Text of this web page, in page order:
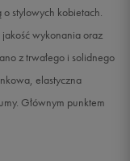
o dostępności
o stylowych kobietach.
wykonania oraz
z trwałego i solidnego
elastyczna
Głównym punktem